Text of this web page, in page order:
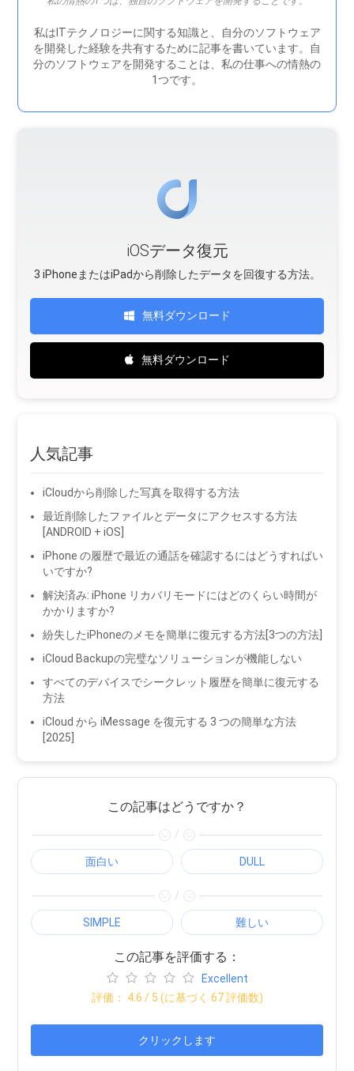
私はITテクノロジーに関する知識と、自分のソフトウェア
を開発した経験を共有するために記事を書いています。自
分のソフトウェアを開発することは、私の仕事への情熱の
1つです。
iOSデータ復元
3 iPhoneまたはiPadから削除したデータを回復する方法。
無料ダウンロード
無料ダウンロード
人気記事
iCloudから削除した写真を取得する方法
最近削除したファイルとデータにアクセスする方法
[ANDROID + iOS]
iPhone の履歴で最近の通話を確認するにはどうすればい
いですか?
解決済み: iPhone リカバリモードにはどのくらい時間が
かかりますか?
紛失したiPhoneのメモを簡単に復元する方法[3つの方法]
iCloud Backupの完璧なソリューションが機能しない
すべてのデバイスでシークレット履歴を簡単に復元する
方法
iCloud から iMessage を復元する 3 つの簡単な方法
[2025]
この記事はどうですか？
/
面白い DULL
/
SIMPLE 難しい
この記事を評価する：
Excellent
評価： 4.6 / 5 (に基づく 67評価数)
クリックします